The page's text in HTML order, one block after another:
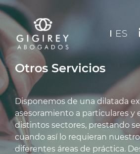
ES
Otros Servicios
Disponemos de una dilatada
asesoramiento a particulares y
distintos sectores, prestando
cuando así lo requieran
diferentes áreas de práctica.